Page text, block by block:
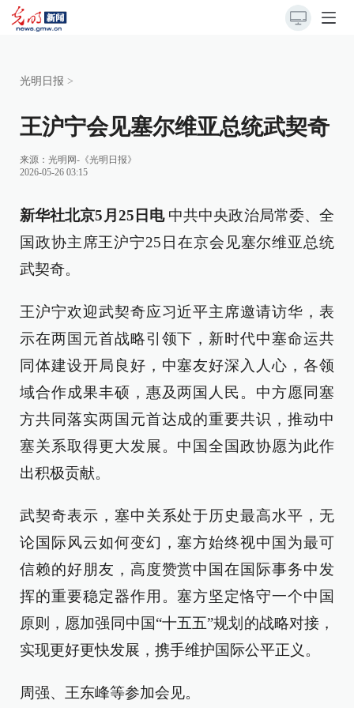
光明日报 >
王沪宁会见塞尔维亚总统武契奇
来源： 光明网-《光明日报》
2026-05-26 03:15
新华社北京5月25日电 中共中央政治局常委、全
国政协主席王沪宁25日在京会见塞尔维亚总统
武契奇。
王沪宁欢迎武契奇应习近平主席邀请访华，表
示在两国元首战略引领下，新时代中塞命运共
同体建设开局良好，中塞友好深入人心，各领
域合作成果丰硕，惠及两国人民。中方愿同塞
方共同落实两国元首达成的重要共识，推动中
塞关系取得更大发展。中国全国政协愿为此作
出积极贡献。
武契奇表示，塞中关系处于历史最高水平，无
论国际风云如何变幻，塞方始终视中国为最可
信赖的好朋友，高度赞赏中国在国际事务中发
挥的重要稳定器作用。塞方坚定恪守一个中国
原则，愿加强同中国“十五五”规划的战略对接，
实现更好更快发展，携手维护国际公平正义。
周强、王东峰等参加会见。